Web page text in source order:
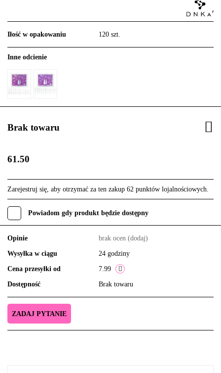
Iłość w opakowaniu 120 szt.
Inne odcienie
Brak towaru
61.50
Zarejestruj się, aby otrzymać za ten zakup 62 punktów lojalnościowych.
Powiadom gdy produkt będzie dostępny
Opinie brak ocen (dodaj)
Wysyłka w ciągu 24 godziny
Cena przesyłki od 7.99
Dostępność Brak towaru
ZADAJ PYTANIE